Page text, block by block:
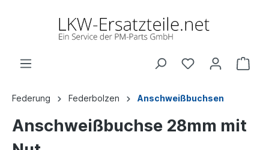
Federung Federbolzen Anschweißbuchsen
Anschweißbuchse 28mm mit